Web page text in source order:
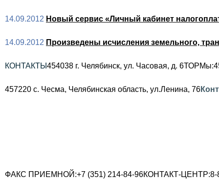
14.09.2012 Новый сервис «Личный кабинет
14.09.2012 Произведены исчисления земельного,
КОНТАКТЫ 454038 г. Челябинск, ул. Часовая, д. 6ТОРМы:
457220 с. Чесма, Челябинская область, ул.Ленина, 76
ФАКС ПРИЕМНОЙ:+7 (351) 214-84-96КОНТАКТ-ЦЕНТР:8-